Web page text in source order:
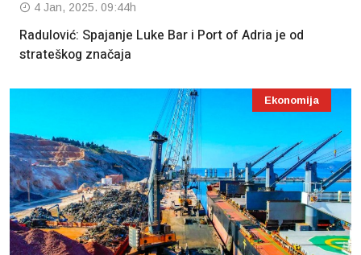
4 Jan, 2025. 09:44h
Radulović: Spajanje Luke Bar i Port of Adria je od
strateškog značaja
Ekonomija